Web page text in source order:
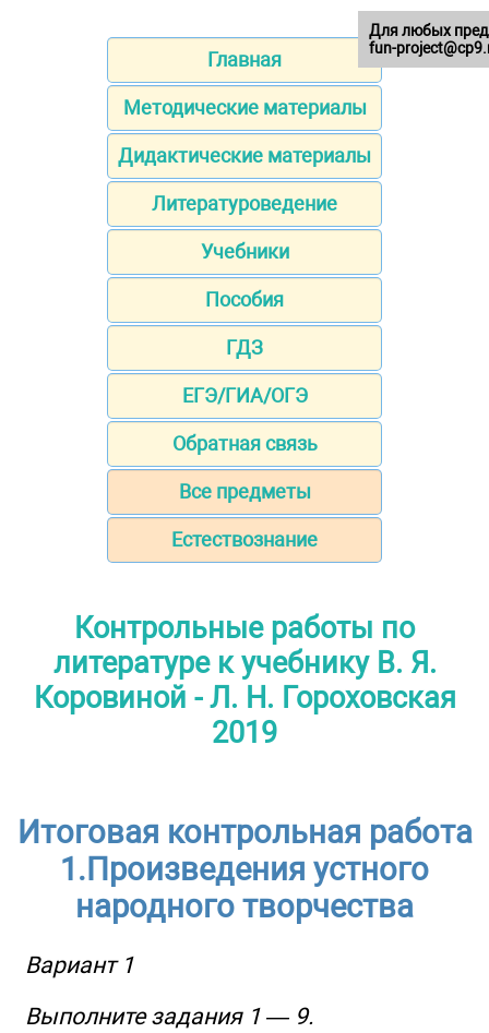
Главная
Методические материалы
Дидактические материалы
Литературоведение
Учебники
Пособия
ГДЗ
ЕГЭ/ГИА/ОГЭ
Обратная связь
Все предметы
Естествознание
Контрольные работы по
литературе к учебнику В. Я.
Коровиной - Л. Н. Гороховская
2019
Итоговая контрольная работа
1.Произведения устного
народного творчества
Вариант 1
Выполните задания 1 — 9.
Для любых
fun-